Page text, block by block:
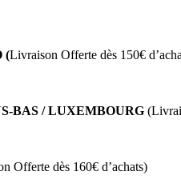
(Livraison Offerte dès 150€
BAS / LUXEMBOURG
Offerte dès 160€ d’achats)